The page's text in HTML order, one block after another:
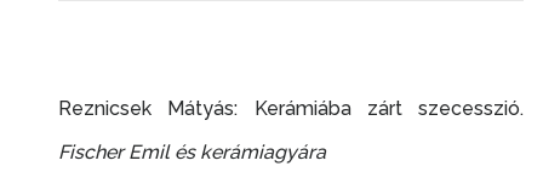
Reznicsek Mátyás: Kerámiába zárt szecesszió.
Fischer Emil és kerámiagyára